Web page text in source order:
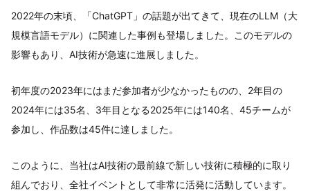
2022年の末頃、「ChatGPT」の話題が出てきて、現在のLLM（大
規模言語モデル）に関連した事例も登場しました。このモデルの
影響もあり、AI技術が急速に進展しました。
初年度の2023年にはまだ参加者が少なかったものの、2年目の
2024年には35名、3年目となる2025年には140名、45チームが
参加し、作品数は45件に達しました。
このように、当社はAI技術の最前線で新しい技術に積極的に取り
組んでおり、全社イベントとして非常に活発に活動しています。